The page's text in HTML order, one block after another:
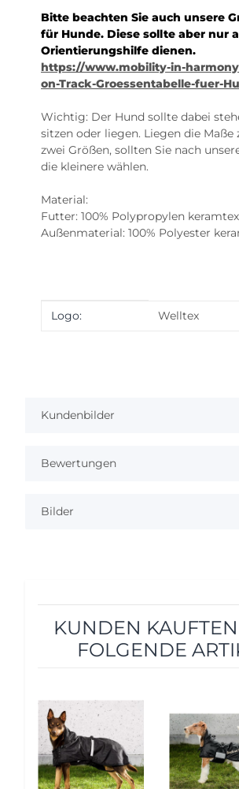
Bitte beachten Sie auch unsere
für Hunde. Diese sollte aber nur
Orientierungshilfe dienen.
https://www.mobility-in-
on-Track-Groessentabelle-fuer-
Wichtig: Der Hund sollte dabei
sitzen oder liegen. Liegen die Maße
zwei Größen, sollten Sie nach
die kleinere wählen.
Material:
Futter: 100% Polypropylen
Außenmaterial: 100% Polyester
Produkteigenschaft
Wert
Logo: Welltex
Kundenbilder
Bewertungen
Bilder
KUNDEN
FOLGENDE
5%